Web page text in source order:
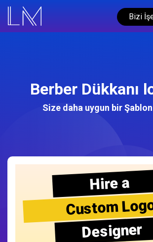
Bizi
Berber Dükkanı
Size daha uygun bir
Hire a
Custom
Designer